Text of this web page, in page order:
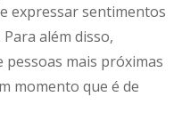
expressar sentimentos
além disso,
mais próximas
momento que é de